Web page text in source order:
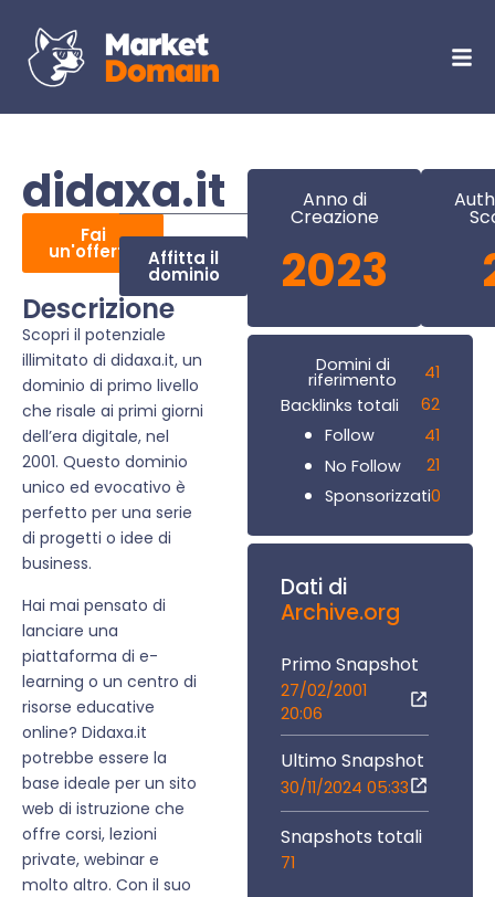
didaxa.it
Fai
un'offerta Affitta il
dominio
Descrizione
Scopri il potenziale
illimitato di didaxa.it, un
dominio di primo livello
che risale ai primi giorni
dell’era digitale, nel
2001. Questo dominio
unico ed evocativo è
perfetto per una serie
di progetti o idee di
business.
Hai mai pensato di
lanciare una
piattaforma di e-
learning o un centro di
risorse educative
online? Didaxa.it
potrebbe essere la
base ideale per un sito
web di istruzione che
offre corsi, lezioni
private, webinar e
molto altro. Con il suo
Anno di
Creazione
2023
Domini di
riferimento
41
Backlinks totali
62
Follow
41
No Follow
21
Sponsorizzati0
Dati di
Archive.org
Primo Snapshot
27/02/2001
20:06
Ultimo Snapshot
30/11/2024 05:33
Snapshots totali
71